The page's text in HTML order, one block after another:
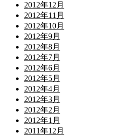
2012年12月
2012年11月
2012年10月
2012年9月
2012年8月
2012年7月
2012年6月
2012年5月
2012年4月
2012年3月
2012年2月
2012年1月
2011年12月